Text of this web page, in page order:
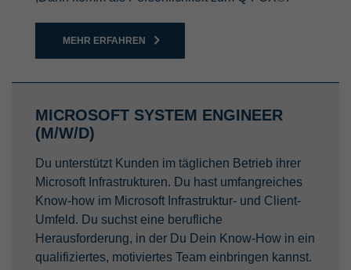
MEHR ERFAHREN
MICROSOFT SYSTEM ENGINEER
(M/W/D)
Du unterstützt Kunden im täglichen Betrieb ihrer
Microsoft Infrastrukturen. Du hast umfangreiches
Know-how im Microsoft Infrastruktur- und Client-
Umfeld. Du suchst eine berufliche
Herausforderung, in der Du Dein Know-How in ein
qualifiziertes, motiviertes Team einbringen kannst.